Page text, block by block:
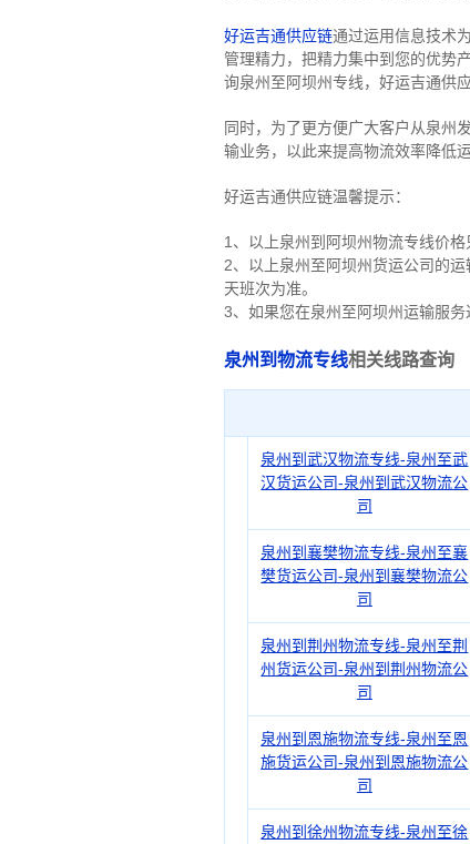
好运吉通供应链通过运用信息技术
管理精力，把精力集中到您的优势
询泉州至阿坝州专线，好运吉通供
同时，为了更方便广大客户从泉州
输业务，以此来提高物流效率降低
好运吉通供应链温馨提示：
1、以上泉州到阿坝州物流专线价
2、以上泉州至阿坝州货运公司的
天班次为准。
3、如果您在泉州至阿坝州运输服
泉州到物流专线相关线路查询
泉州到武汉物流专线-泉州至武
汉货运公司-泉州到武汉物流公
司
泉州到襄樊物流专线-泉州至襄
樊货运公司-泉州到襄樊物流公
司
泉州到荆州物流专线-泉州至荆
州货运公司-泉州到荆州物流公
司
泉州到恩施物流专线-泉州至恩
施货运公司-泉州到恩施物流公
司
泉州到徐州物流专线-泉州至徐